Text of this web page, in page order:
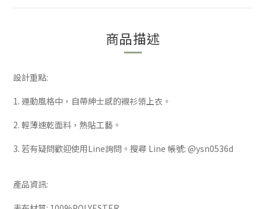
商品描述
設計重點:
1. 運動風格中，自帶紳士感的襯衫領上衣。
2. 輕薄速乾面料，熱貼工藝。
3. 若有疑問歡迎使用Line詢問。搜尋 Line 帳號: @ysn0536d
產品資訊: